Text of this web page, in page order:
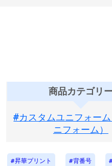
商品カテゴリ
#カスタムユニフォー
ニフォーム）
昇華プリント 背番号